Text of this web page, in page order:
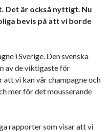
Det är också nyttigt. Nu
bevis på att vi borde
i Sverige. Den svenska
av de viktigaste för
att vi kan vår champagne och
mer för det mousserande
rapporter som visar att vi